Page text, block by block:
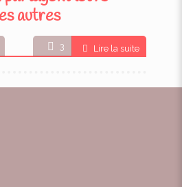
autres
3 Lire la suite